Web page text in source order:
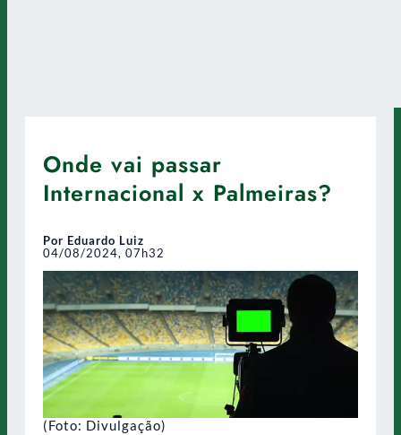
Onde vai passar
Internacional x Palmeiras?
Por Eduardo Luiz
04/08/2024, 07h32
(Foto: Divulgação)